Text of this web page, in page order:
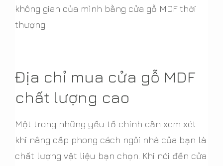
không gian của mình bằng cửa gỗ MDF thời
thượng
Địa chỉ mua cửa gỗ MDF
chất lượng cao
Một trong những yếu tố chính cần xem xét
khi nâng cấp phong cách ngôi nhà của bạn là
chất lượng vật liệu bạn chọn. Khi nói đến cửa